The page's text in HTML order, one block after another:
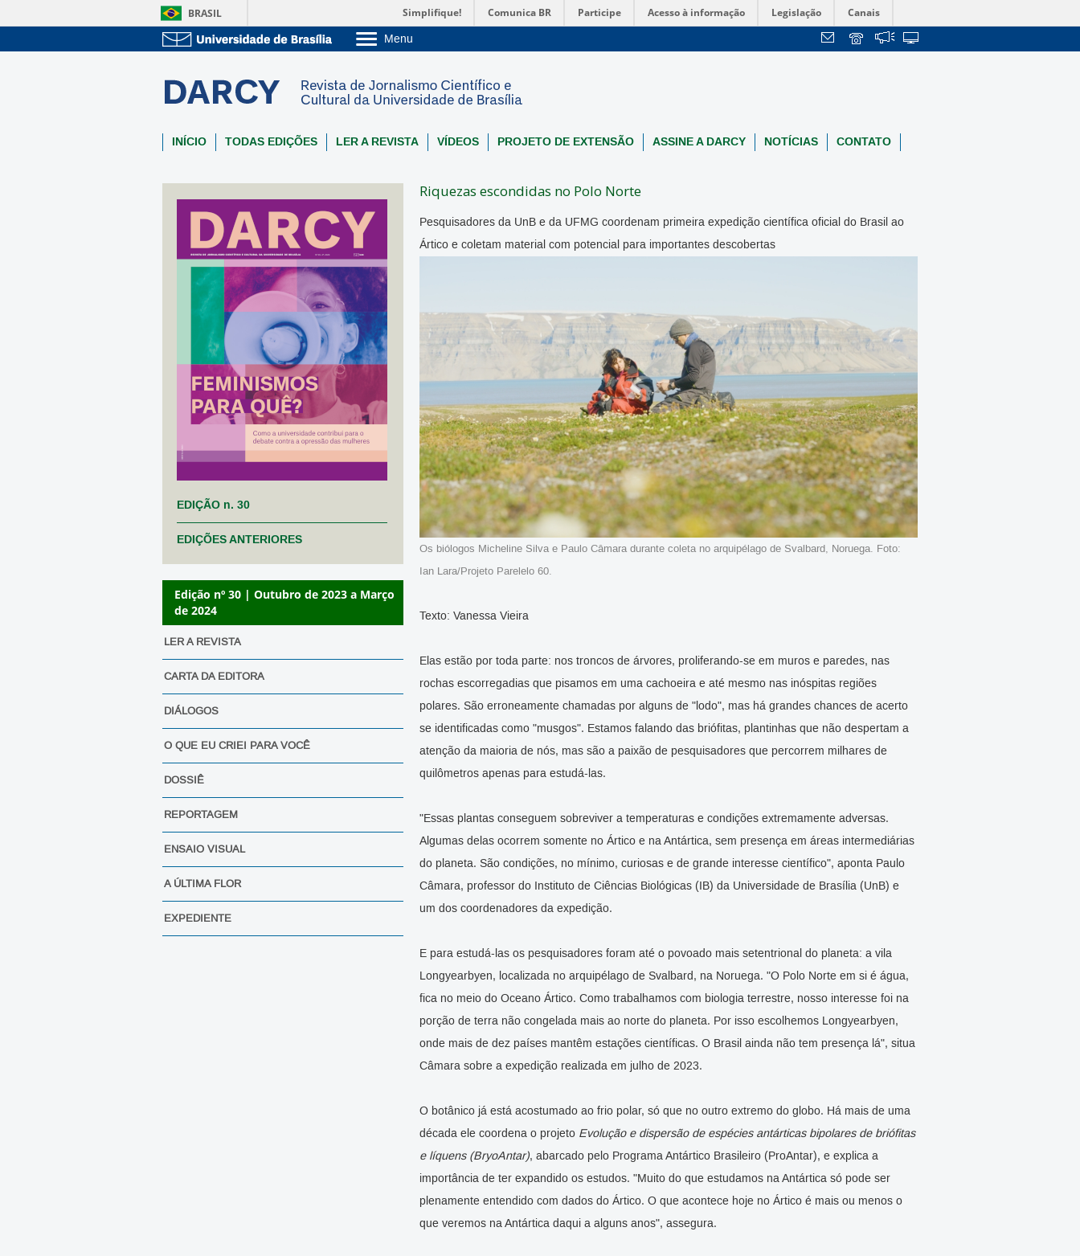
BRASIL Simplifique! Comunica BR Participe Acesso à informação Legislação Canais
Menu
Estude na UnB
Graduação
Administração
INÍCIO TODAS EDIÇÕES LER A REVISTA VÍDEOS PROJETO DE EXTENSÃO ASSINE A DARCY NOTÍCIAS CONTATO
EDIÇÃO n. 30
EDIÇÕES ANTERIORES
Edição nº 30 | Outubro de 2023 a Março
de 2024
LER A REVISTA
CARTA DA EDITORA
DIÁLOGOS
O QUE EU CRIEI PARA VOCÊ
DOSSIÊ
REPORTAGEM
ENSAIO VISUAL
A ÚLTIMA FLOR
EXPEDIENTE
Riquezas escondidas no Polo Norte
Pesquisadores da UnB e da UFMG coordenam primeira expedição científica oficial do Brasil ao
Ártico e coletam material com potencial para importantes descobertas
Os biólogos Micheline Silva e Paulo Câmara durante coleta no arquipélago de Svalbard, Noruega. Foto:
Ian Lara/Projeto Parelelo 60.
Texto: Vanessa Vieira
Elas estão por toda parte: nos troncos de árvores, proliferando-se em muros e paredes, nas
rochas escorregadias que pisamos em uma cachoeira e até mesmo nas inóspitas regiões
polares. São erroneamente chamadas por alguns de "lodo", mas há grandes chances de acerto
se identificadas como "musgos". Estamos falando das briófitas, plantinhas que não despertam a
atenção da maioria de nós, mas são a paixão de pesquisadores que percorrem milhares de
quilômetros apenas para estudá-las.
"Essas plantas conseguem sobreviver a temperaturas e condições extremamente adversas.
Algumas delas ocorrem somente no Ártico e na Antártica, sem presença em áreas intermediárias
do planeta. São condições, no mínimo, curiosas e de grande interesse científico", aponta Paulo
Câmara, professor do Instituto de Ciências Biológicas (IB) da Universidade de Brasília (UnB) e
um dos coordenadores da expedição.
E para estudá-las os pesquisadores foram até o povoado mais setentrional do planeta: a vila
Longyearbyen, localizada no arquipélago de Svalbard, na Noruega. "O Polo Norte em si é água,
fica no meio do Oceano Ártico. Como trabalhamos com biologia terrestre, nosso interesse foi na
porção de terra não congelada mais ao norte do planeta. Por isso escolhemos Longyearbyen,
onde mais de dez países mantêm estações científicas. O Brasil ainda não tem presença lá", situa
Câmara sobre a expedição realizada em julho de 2023.
O botânico já está acostumado ao frio polar, só que no outro extremo do globo. Há mais de uma
década ele coordena o projeto Evolução e dispersão de espécies antárticas bipolares de briófitas
e líquens (BryoAntar), abarcado pelo Programa Antártico Brasileiro (ProAntar), e explica a
importância de ter expandido os estudos. "Muito do que estudamos na Antártica só pode ser
plenamente entendido com dados do Ártico. O que acontece hoje no Ártico é mais ou menos o
que veremos na Antártica daqui a alguns anos", assegura.